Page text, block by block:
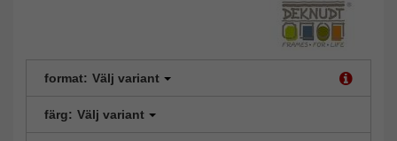
format: Välj variant
färg: Välj variant